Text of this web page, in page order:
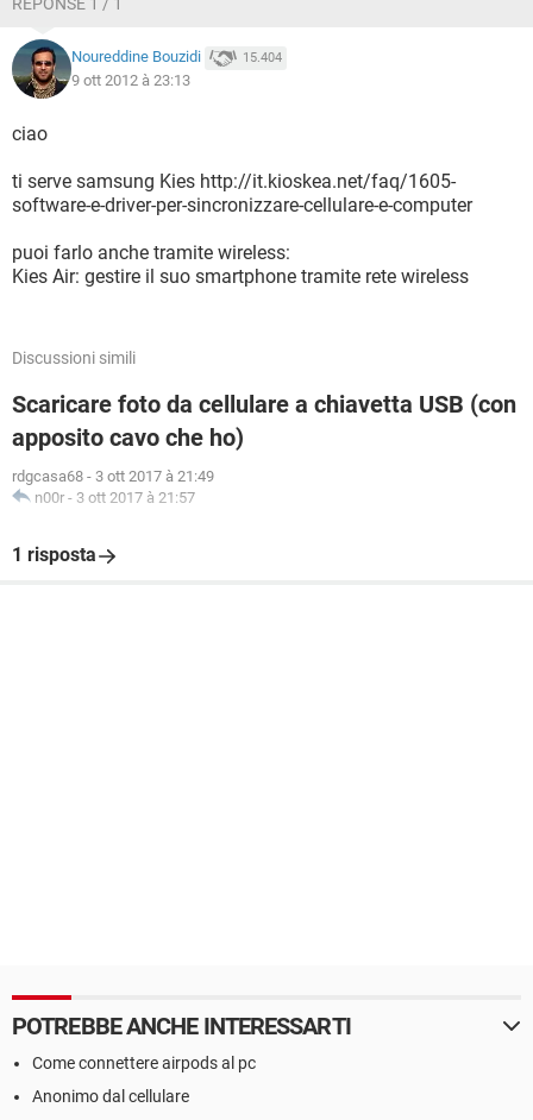
Noureddine Bouzidi 15.404
9 ott 2012 à 23:13
ciao
ti serve samsung Kies http://it.kioskea.net/faq/1605-
software-e-driver-per-sincronizzare-cellulare-e-computer
puoi farlo anche tramite wireless:
Kies Air: gestire il suo smartphone tramite rete wireless
Discussioni simili
Scaricare foto da cellulare a chiavetta USB (con
apposito cavo che ho)
rdgcasa68 - 3 ott 2017 à 21:49
n00r - 3 ott 2017 à 21:57
1 risposta
POTREBBE ANCHE INTERESSARTI
Come connettere airpods al pc
Anonimo dal cellulare